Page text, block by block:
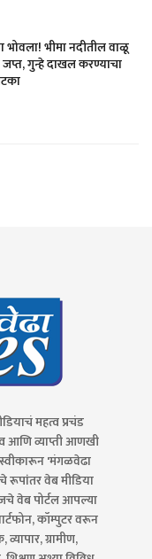
भीमा नदीतील वाळू
गुन्हे दाखल करण्याचा
महत्व प्रचंड
आणि व्याप्ती आणखी
'मंगळवेढा
रूपांतर वेब मीडिया
वेब पोर्टल आपल्या
कॉम्पुटर वरून
ग्रामीण,